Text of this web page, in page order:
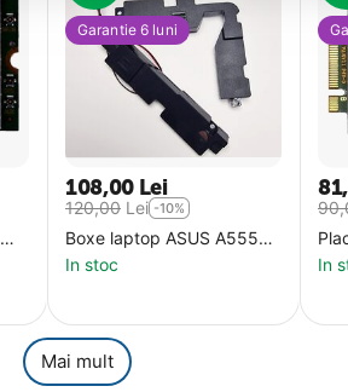
Garantie 6 luni
108,00 Lei
120,00 Lei -10%
Boxe laptop ASUS A555
X555 K555 F555 W519L
A555L X555LB
In stoc In
Mai mult